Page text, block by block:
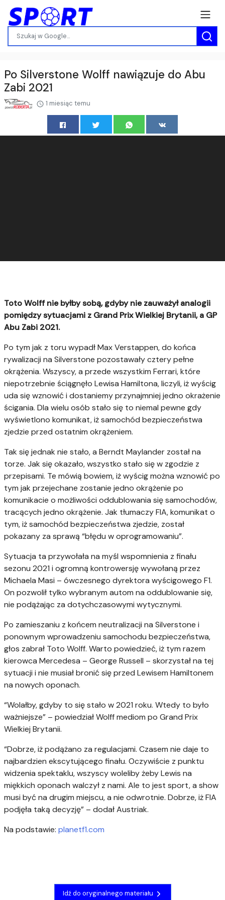
Po Silverstone Wolff nawiązuje do Abu
Zabi 2021
1 miesiąc temu
Toto Wolff nie byłby sobą, gdyby nie zauważył analogii
pomiędzy sytuacjami z Grand Prix Wielkiej Brytanii, a GP
Abu Zabi 2021.
Po tym jak z toru wypadł Max Verstappen, do końca
rywalizacji na Silverstone pozostawały cztery pełne
okrążenia. Wszyscy, a przede wszystkim Ferrari, które
niepotrzebnie ściągnęło Lewisa Hamiltona, liczyli, iż wyścig
uda się wznowić i dostaniemy przynajmniej jedno okrażenie
ścigania. Dla wielu osób stało się to niemal pewne gdy
wyświetlono komunikat, iż samochód bezpieczeństwa
zjedzie przed ostatnim okrążeniem.
Tak się jednak nie stało, a Berndt Maylander został na
torze. Jak się okazało, wszystko stało się w zgodzie z
przepisami. Te mówią bowiem, iż wyścig można wznowić po
tym jak przejechane zostanie jedno okrążenie po
komunikacie o możliwości oddublowania się samochodów,
tracących jedno okrążenie. Jak tłumaczy FIA, komunikat o
tym, iż samochód bezpieczeństwa zjedzie, został
pokazany za sprawą “błędu w oprogramowaniu”.
Sytuacja ta przywołała na myśl wspomnienia z finału
sezonu 2021 i ogromną kontrowersję wywołaną przez
Michaela Masi – ówczesnego dyrektora wyścigowego F1.
On pozwolił tylko wybranym autom na oddublowanie się,
nie podążając za dotychczasowymi wytycznymi.
Po zamieszaniu z końcem neutralizacji na Silverstone i
ponownym wprowadzeniu samochodu bezpieczeństwa,
głos zabrał Toto Wolff. Warto powiedzieć, iż tym razem
kierowca Mercedesa – George Russell – skorzystał na tej
sytuacji i nie musiał bronić się przed Lewisem Hamiltonem
na nowych oponach.
“Wolałby, gdyby to się stało w 2021 roku. Wtedy to było
ważniejsze” – powiedział Wolff mediom po Grand Prix
Wielkiej Brytanii.
“Dobrze, iż podążano za regulacjami. Czasem nie daje to
najbardzien ekscytującego finału. Oczywiście z punktu
widzenia spektaklu, wszyscy woleliby żeby Lewis na
miękkich oponach walczył z nami. Ale to jest sport, a show
musi być na drugim miejscu, a nie odwrotnie. Dobrze, iż FIA
podjęła taką decyzję” – dodał Austriak.
Na podstawie: planetf1.com
Idź do oryginalnego materiału